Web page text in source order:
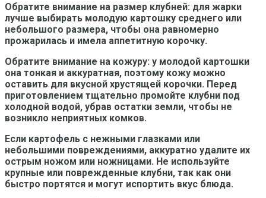
Обратите внимание на размер клубней: для жарки
лучше выбирать молодую картошку среднего или
небольшого размера, чтобы она равномерно
прожарилась и имела аппетитную корочку.
Обратите внимание на кожуру: у молодой картошки
она тонкая и аккуратная, поэтому кожу можно
оставить для вкусной хрустящей корочки. Перед
приготовлением тщательно промойте клубни под
холодной водой, убрав остатки земли, чтобы не
возникло неприятных комков.
Если картофель с нежными глазками или
небольшими повреждениями, аккуратно удалите их
острым ножом или ножницами. Не используйте
крупные или поврежденные клубни, так как они
быстро портятся и могут испортить вкус блюда.